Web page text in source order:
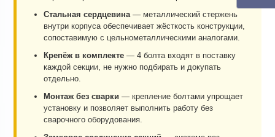
Стальная сердцевина — металлический стержень
внутри корпуса обеспечивает жёсткость конструкции,
сопоставимую с цельнометаллическими аналогами.
Крепёж в комплекте — 4 болта входят в поставку
каждой секции, не нужно подбирать и докупать
отдельно.
Монтаж без сварки — крепление болтами упрощает
установку и позволяет выполнить работу без
сварочного оборудования.